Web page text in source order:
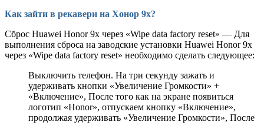
Как зайти в рекавери на Хонор 9х?
Сброс Huawei Honor 9x через «Wipe data factory reset» — Для
выполнения сброса на заводские установки Huawei Honor 9x
через «Wipe data factory reset» необходимо сделать следующее:
Выключить телефон. На три секунду зажать и
удерживать кнопки «Увеличение Громкости» +
«Включение», После того как на экране появиться
логотип «Honor», отпускаем кнопку «Включение»,
продолжая удерживать «Увеличение Громкости», После